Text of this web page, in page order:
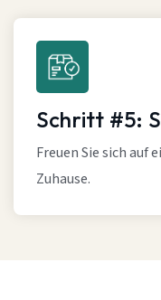
Schritt #5:
Freuen Sie sich auf
Zuhause.